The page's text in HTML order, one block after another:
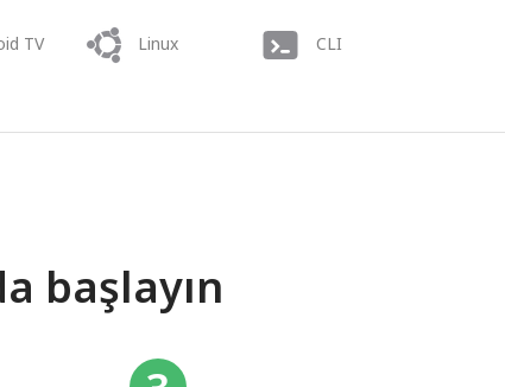
TV Linux CLI
başlayın